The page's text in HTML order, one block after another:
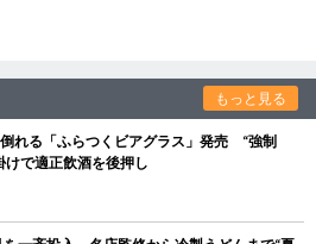
もっと見る
れる「ふらつくビアグラス」発売 “強制
けで適正飲酒を後押し